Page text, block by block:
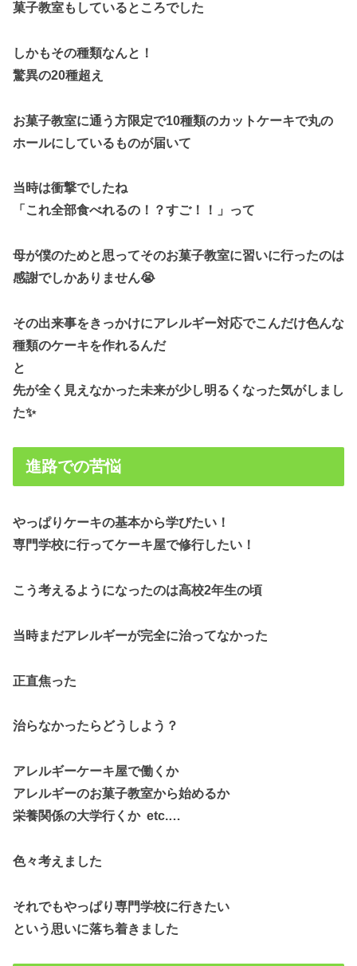
菓子教室もしているところでした
しかもその種類なんと！
驚異の20種超え
お菓子教室に通う方限定で10種類のカットケーキで丸の
ホールにしているものが届いて
当時は衝撃でしたね
「これ全部食べれるの！？すご！！」って
母が僕のためと思ってそのお菓子教室に習いに行ったのは
感謝でしかありません😭
その出来事をきっかけにアレルギー対応でこんだけ色んな
種類のケーキを作れるんだ
と
先が全く見えなかった未来が少し明るくなった気がしまし
た✨
進路での苦悩
やっぱりケーキの基本から学びたい！
専門学校に行ってケーキ屋で修行したい！
こう考えるようになったのは高校2年生の頃
当時まだアレルギーが完全に治ってなかった
正直焦った
治らなかったらどうしよう？
アレルギーケーキ屋で働くか
アレルギーのお菓子教室から始めるか
栄養関係の大学行くか etc.…
色々考えました
それでもやっぱり専門学校に行きたい
という思いに落ち着きました